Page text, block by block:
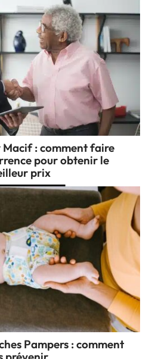
Macif : comment faire
pour obtenir le
prix
Pampers : comment